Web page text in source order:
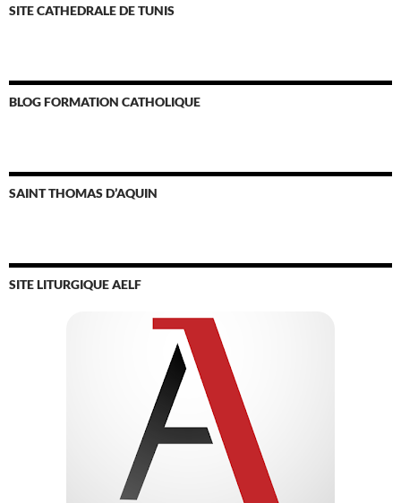
SITE CATHEDRALE DE TUNIS
BLOG FORMATION CATHOLIQUE
SAINT THOMAS D’AQUIN
SITE LITURGIQUE AELF